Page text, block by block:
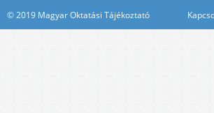
© 2019 Magyar Oktatási Tájékoztató